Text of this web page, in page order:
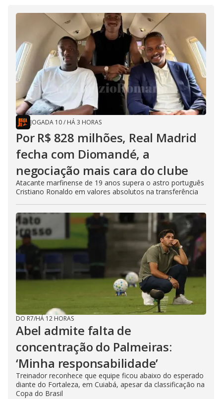
JOGADA 10/ HÁ 3 HORAS
Por R$ 828 milhões, Real Madrid
fecha com Diomandé, a
negociação mais cara do clube
Atacante marfinense de 19 anos supera o astro português
Cristiano Ronaldo em valores absolutos na transferência
DO R7/HÁ 12 HORAS
Abel admite falta de
concentração do Palmeiras:
‘Minha responsabilidade’
Treinador reconhece que equipe ficou abaixo do esperado
diante do Fortaleza, em Cuiabá, apesar da classificação na
Copa do Brasil